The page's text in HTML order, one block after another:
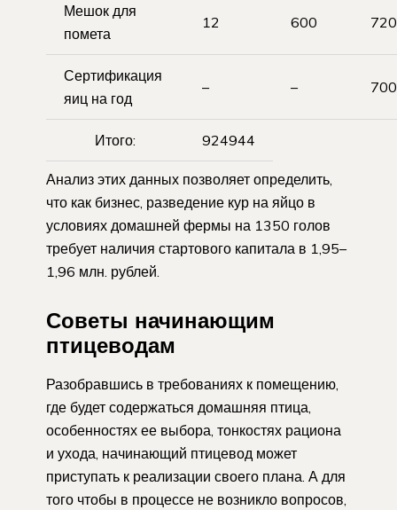
Мешок для
помета
12 600
Сертификация
яиц на год
– –
Итого: 924944
Анализ этих данных позволяет определить,
что как бизнес, разведение кур на яйцо в
условиях домашней фермы на 1350 голов
требует наличия стартового капитала в 1,95–
1,96 млн. рублей.
Советы начинающим
птицеводам
Разобравшись в требованиях к помещению,
где будет содержаться домашняя птица,
особенностях ее выбора, тонкостях рациона
и ухода, начинающий птицевод может
приступать к реализации своего плана. А для
того чтобы в процессе не возникло вопросов,